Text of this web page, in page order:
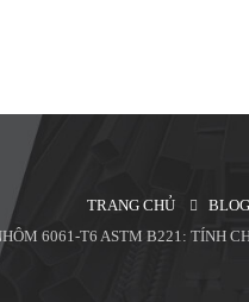
TRANG CHỦ BLOG
6061-T6 ASTM B221: TÍNH